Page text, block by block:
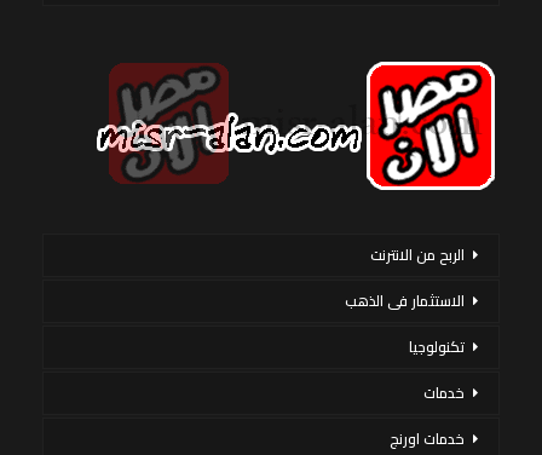
الربح من الانترنت
الاستثمار فى الذهب
تكنولوجيا
خدمات
خدمات اورنج